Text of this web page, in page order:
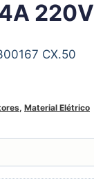
220V
CX.50
, Material Elétrico